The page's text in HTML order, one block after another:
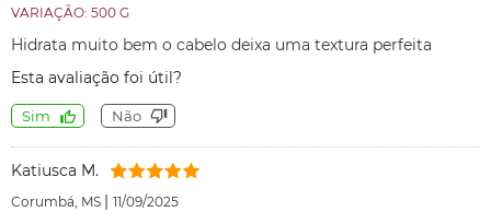
VARIAÇÃO: 500 G
Hidrata muito bem o cabelo deixa uma textura perfeita
Esta avaliação foi útil?
Sim Não
Katiusca M.
Corumbá, MS | 11/09/2025